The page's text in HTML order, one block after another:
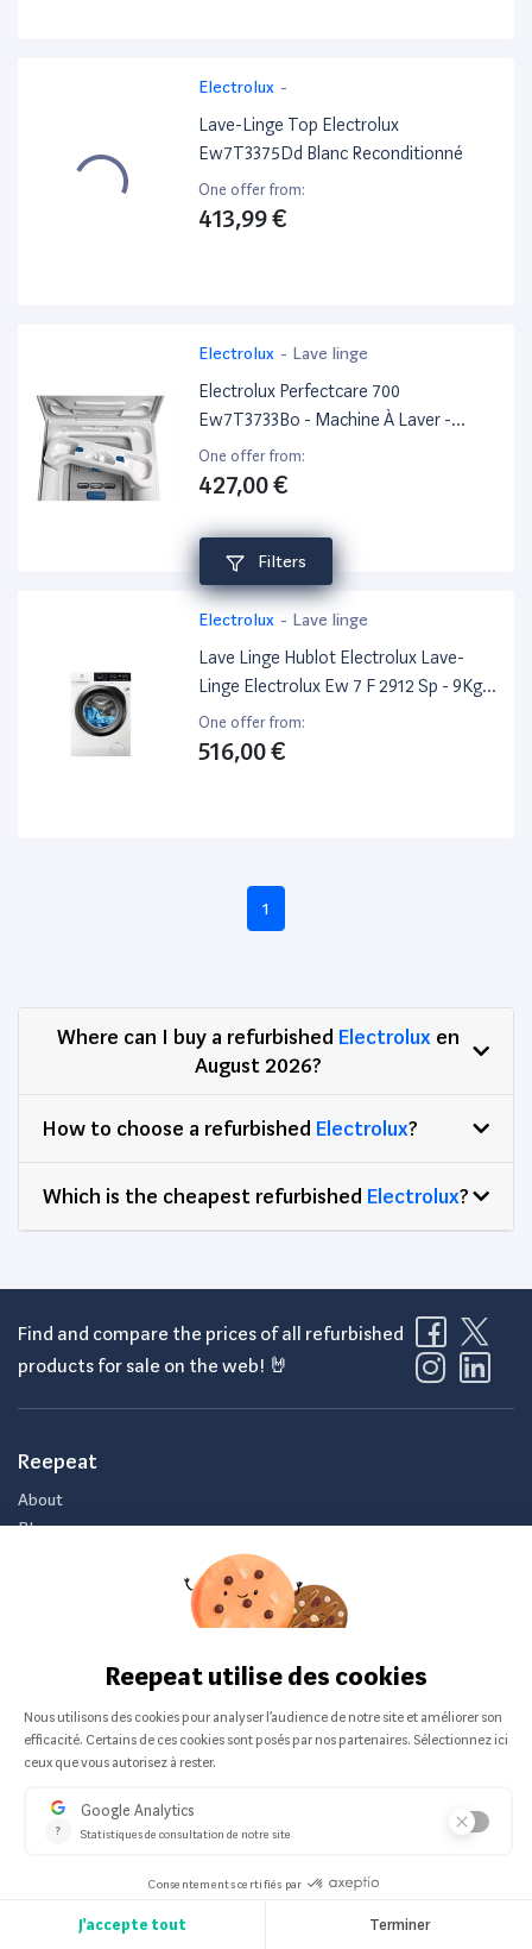
Filters
Electrolux -
Lave-Linge Top Electrolux
Ew7T3375Dd Blanc Reconditionné
One offer from:
413,99 €
Electrolux - Lave linge
Electrolux Perfectcare 700
Ew7T3733Bo - Machine À Laver -
Largeur : 39.7 Cm - Profondeur : 60 Cm
- Hauteur : 89 Cm - Chargement Par Le
One offer from:
427,00 €
Electrolux - Lave linge
Lave Linge Hublot Electrolux Lave-
Linge Electrolux Ew 7 F 2912 Sp - 9Kg -
Pose Libre - A+++
One offer from:
516,00 €
1
Where can I buy a refurbished Electrolux en
August 2026?
How to choose a refurbished Electrolux?
Which is the cheapest refurbished Electrolux?
Find and compare the prices of all refurbished
products for sale on the web! 🤘
Reepeat
About
Blog
What is refurbished?
FAQ
All our resellers
Son Casques et Hi Fi
Bricolage et Jardin